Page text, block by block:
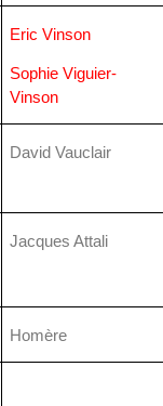
Eric Vinson
Sophie Viguier-
Vinson
David Vauclair
Jacques Attali
Homère